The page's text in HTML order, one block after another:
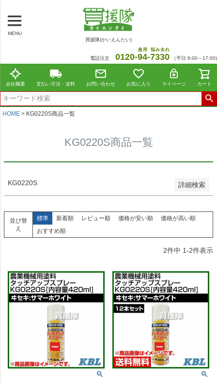
MENU
買援隊(かいえんたい)
電話注文 0120-94
急用
-7330
悩み去れ
（平日 9:00～17:00)
会社概要 支払い方法・送料 お問い合わせ お気に入り マイページ カート
HOME KG0220S商品一覧
KG0220S商品一覧
KG0220S 詳細検索
商品番号/JANコード
在庫なし商品を表示しない
並び順
標準
新着順
価格が安い順
おすすめ順
検索
並び替
え
標準 新着順 レビュー順 価格が安い順
価格が高い順
おすすめ順
2件中 1-2件表示